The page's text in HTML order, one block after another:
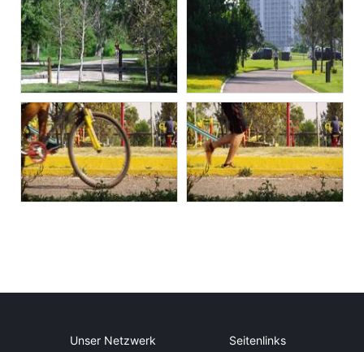
Unser Netzwerk Seitenlinks